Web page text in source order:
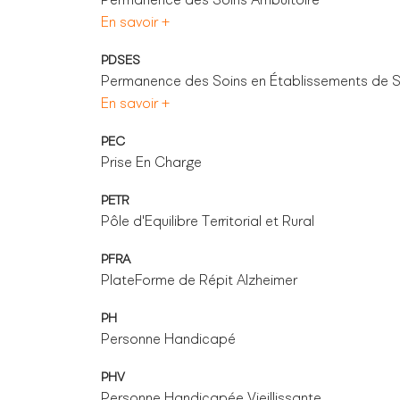
En savoir +
PDSES
Permanence des Soins en Établissements de
En savoir +
PEC
Prise En Charge
PETR
Pôle d'Equilibre Territorial et Rural
PFRA
PlateForme de Répit Alzheimer
PH
Personne Handicapé
PHV